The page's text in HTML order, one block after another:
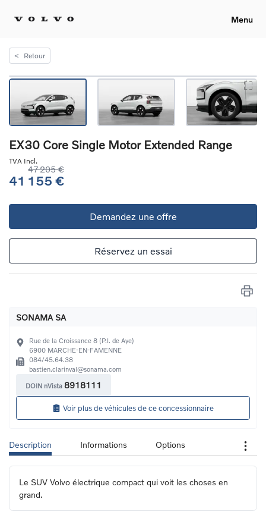
Menu
< Retour
EX30 Core Single Motor Extended Range
TVA Incl.
47 205 €
41 155 €
Demandez une offre
Réservez un essai
SONAMA SA
Rue de la Croissance 8 (P.I. de Aye)
6900 MARCHE-EN-FAMENNE
084/45.64.38
bastien.clarinval@sonama.com
DOIN nVista 8918111
Voir plus de véhicules de ce concessionnaire
Description Informations Options
Le SUV Volvo électrique compact qui voit les choses en
grand.